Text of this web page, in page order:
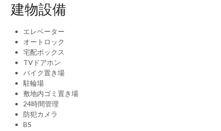
建物設備
エレベーター
オートロック
宅配ボックス
TVドアホン
バイク置き場
駐輪場
敷地内ゴミ置き場
24時間管理
防犯カメラ
BS